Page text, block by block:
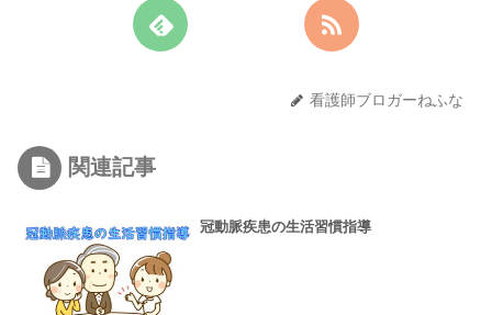
看護師ブロガーねふな
関連記事
冠動脈疾患の生活習慣指導